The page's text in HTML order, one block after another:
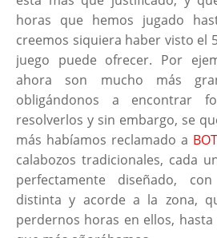
horas que hemos jugado
creemos siquiera haber visto el
juego puede ofrecer. Por
ahora son mucho más
obligándonos a encontrar
resolverlos y sin embargo, se
más habíamos reclamado a
calabozos tradicionales, cada
perfectamente diseñado,
distinta y acorde a la zona,
perdernos horas en ellos,